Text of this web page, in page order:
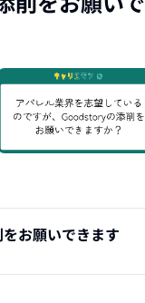
お願いできます